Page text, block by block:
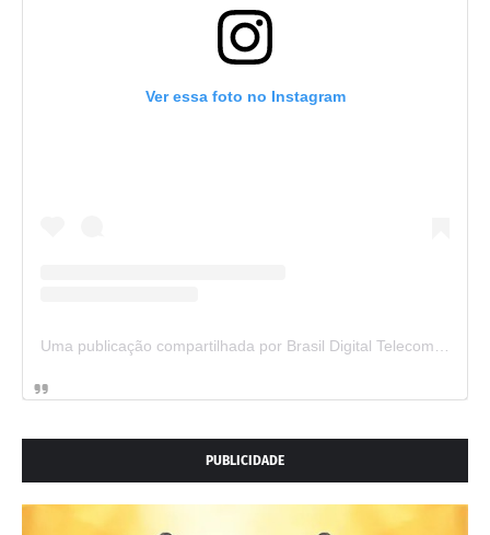
Ver essa foto no Instagram
PUBLICIDADE